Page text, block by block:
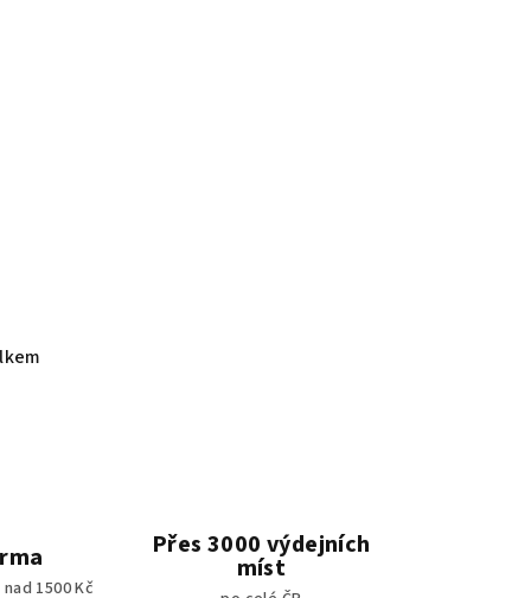
1500 Kč
Přes 3000 výdejních
míst